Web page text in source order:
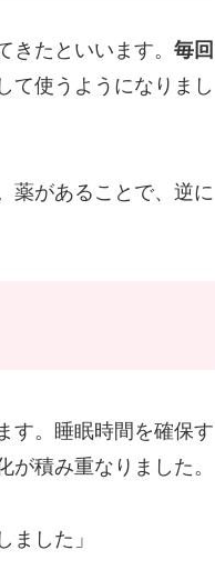
たといいます。 毎回
して使うようになりまし
薬があることで、逆に
す。睡眠時間を確保す
積み重なりました。
ました」